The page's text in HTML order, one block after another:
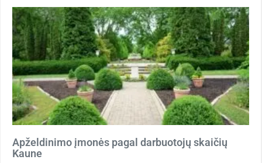
Apželdinimo įmonės pagal darbuotojų skaičių
Kaune